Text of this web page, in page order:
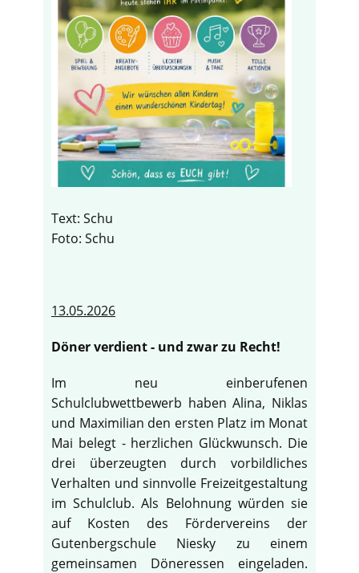
Text: Schu
Foto: Schu
13.05.2026
Döner verdient - und zwar zu Recht!
Im neu einberufenen
Schulclubwettbewerb haben Alina, Niklas
und Maximilian den ersten Platz im Monat
Mai belegt - herzlichen Glückwunsch. Die
drei überzeugten durch vorbildliches
Verhalten und sinnvolle Freizeitgestaltung
im Schulclub. Als Belohnung würden sie
auf Kosten des Fördervereins der
Gutenbergschule Niesky zu einem
gemeinsamen Döneressen eingeladen.